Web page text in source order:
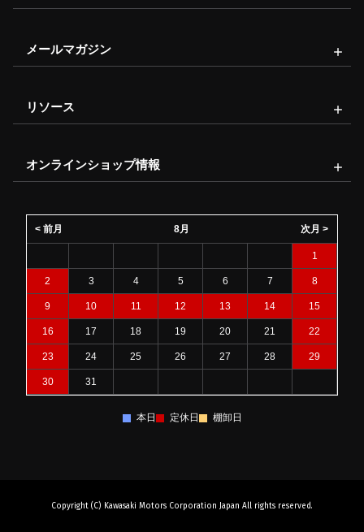
メールマガジン
リソース
オンラインショップ情報
8月
< 前月 次月 >
1
2 3 4 5 6 7 8
9 10 11 12 13 14 15
16 17 18 19 20 21 22
23 24 25 26 27 28 29
30 31
本日 定休日 棚卸日
Copyright (C) Kawasaki Motors Corporation Japan All rights reserved.